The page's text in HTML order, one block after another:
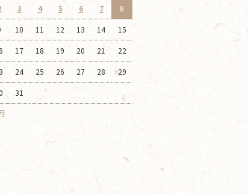
3 4 5 6 7 8
10 11 12 13 14 15
17 18 19 20 21 22
24 25 26 27 28 29
31